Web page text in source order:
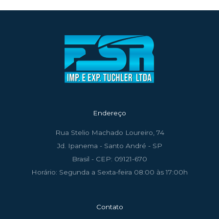
Endereço
Rua Stelio Machado Loureiro, 74
Jd. Ipanema - Santo André - SP
Brasil - CEP: 09121-670
Horário: Segunda a Sexta-feira 08:00 às 17:00h
Contato